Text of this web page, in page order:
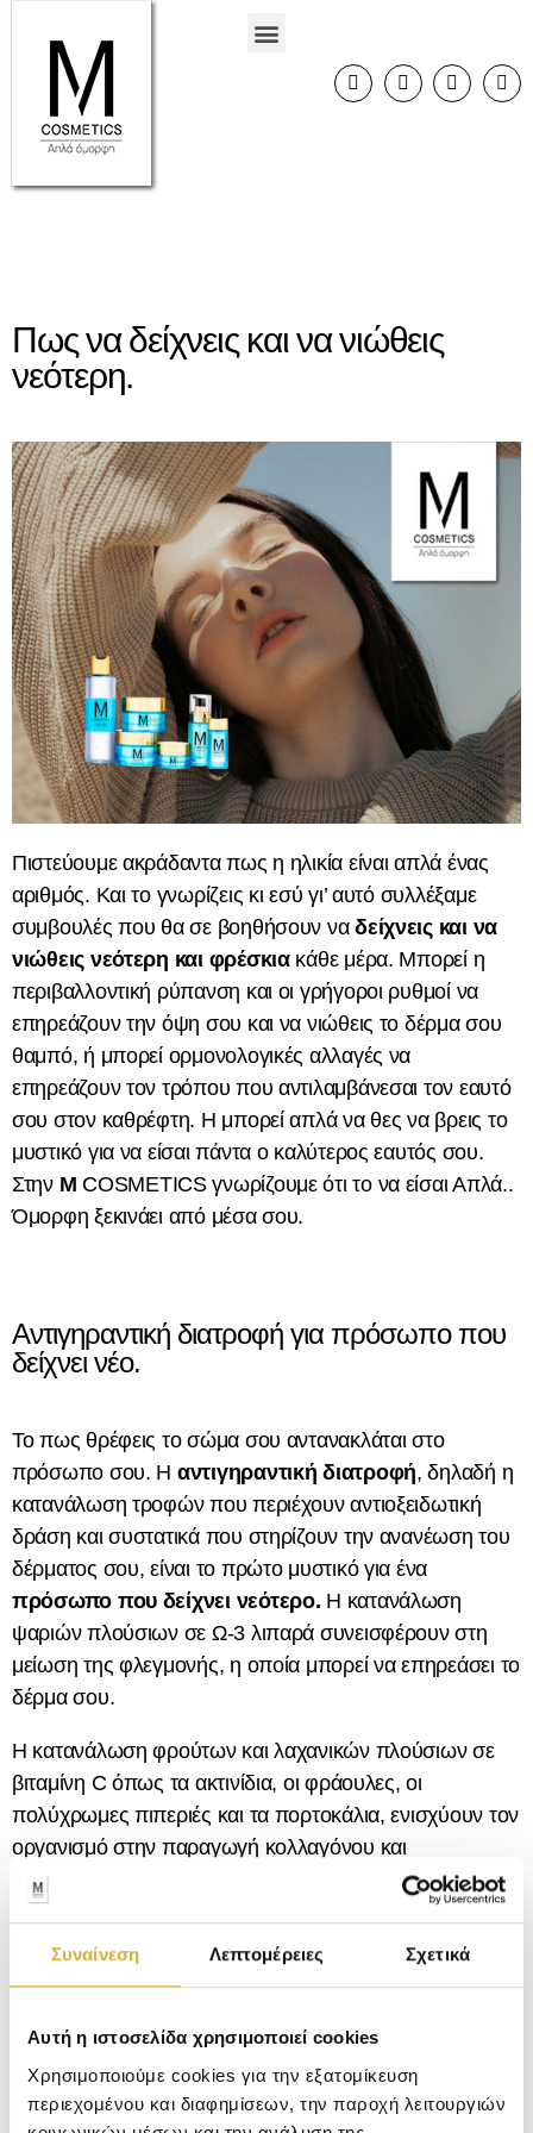
Συναίνεση Λεπτομέρειες Σχετικά
Αυτή η ιστοσελίδα χρησιμοποιεί cookies
Χρησιμοποιούμε cookies για την εξατομίκευση
περιεχομένου και διαφημίσεων, την παροχή λειτουργιών
Πως να δείχνεις και να νιώθεις
νεότερη.
Πιστεύουμε ακράδαντα πως η ηλικία είναι απλά ένας
αριθμός. Και το γνωρίζεις κι εσύ γι’ αυτό συλλέξαμε
συμβουλές που θα σε βοηθήσουν ναδείχνεις και να
νιώθεις νεότερη και φρέσκια κάθε μέρα. Μπορεί η
περιβαλλοντική ρύπανση και οι γρήγοροι ρυθμοί να
επηρεάζουν την όψη σου και να νιώθεις το δέρμα σου
θαμπό, ή μπορεί ορμονολογικές αλλαγές να
επηρεάζουν τον τρόπου που αντιλαμβάνεσαι τον εαυτό
σου στον καθρέφτη. Η μπορεί απλά να θες να βρεις το
μυστικό για να είσαι πάντα ο καλύτερος εαυτός σου.
Στην M COSMETICS γνωρίζουμε ότι το να είσαι Απλά..
Όμορφη ξεκινάει από μέσα σου.
Αντιγηραντική διατροφή για πρόσωπο που
δείχνει νέο.
Το πως θρέφεις το σώμα σου αντανακλάται στο
πρόσωπο σου. Η αντιγηραντική διατροφή, δηλαδή η
κατανάλωση τροφών που περιέχουν αντιοξειδωτική
δράση και συστατικά που στηρίζουν την ανανέωση του
δέρματος σου, είναι το πρώτο μυστικό για ένα
πρόσωπο που δείχνει νεότερο. Η κατανάλωση
ψαριών πλούσιων σε Ω-3 λιπαρά συνεισφέρουν στη
μείωση της φλεγμονής, η οποία μπορεί να επηρεάσει το
δέρμα σου.
Η κατανάλωση φρούτων και λαχανικών πλούσιων σε
βιταμίνη C όπως τα ακτινίδια, οι φράουλες, οι
πολύχρωμες πιπεριές και τα πορτοκάλια, ενισχύουν τον
οργανισμό στην παραγωγή κολλαγόνου και
προσφέρουν στον πρόσωπο σου λάμψη, απαλή
Τέλος, τροφές με πορτοκαλί απόχρωση που περιέχουν
ελεύθερων ριζών, ενώ σύμφωνα με έρευνες φαίνεται να
ελαστικότητα του προσώπου σημαντικά.
[1] Συνδύασε
την κατανάλωση άφθονου νερού και δες τη διαφορά